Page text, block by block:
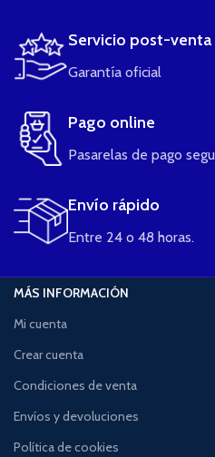
Servicio post-venta
Garantía oficial
Pago online
Pasarelas de pago
Envío rápido
Entre 24 o 48 horas.
MÁS INFORMACIÓN
Mi cuenta
Crear cuenta
Condiciones de venta
Envíos y devoluciones
Política de cookies